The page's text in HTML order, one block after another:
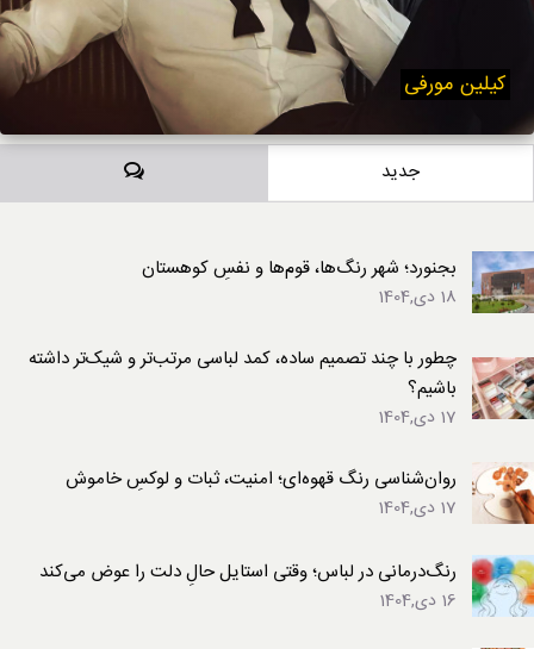
کیلین مورفی
جدید دیدگاه‌ها
بجنورد؛ شهر رنگ‌ها، قوم‌ها و نفسِ کوهستان
18 دی,1404
چطور با چند تصمیم ساده، کمد لباسی مرتب‌تر و شیک‌تر داشته
باشیم؟
17 دی,1404
روان‌شناسی رنگ قهوه‌ای؛ امنیت، ثبات و لوکسِ خاموش
17 دی,1404
رنگ‌درمانی در لباس؛ وقتی استایل حالِ دلت را عوض می‌کند
16 دی,1404